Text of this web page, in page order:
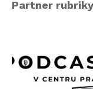
Partner